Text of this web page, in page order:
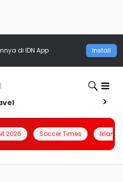
di IDN App Install
2026 Soccer Times Iklanin